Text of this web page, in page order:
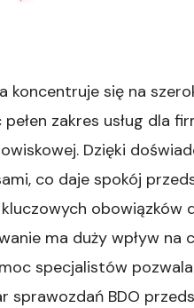
koncentruje się na
zakres usług dla
Dzięki
co daje spokój
obowiązków
ma duży wpływ na
specjalistów
sprawozdań BDO